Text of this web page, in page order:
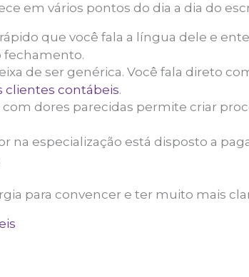
em vários pontos do dia a dia do
que você fala a língua dele e
fechamento.
de ser genérica. Você fala direto
clientes contábeis.
dores parecidas permite criar
na especialização está disposto a
para convencer e ter muito mais